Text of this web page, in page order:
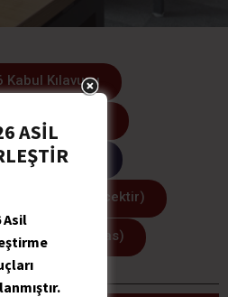
Kabul Kılavuzu
Guide
/ Apply Now
(Eklenecektir)
(Quotas)
ASİL
Asil